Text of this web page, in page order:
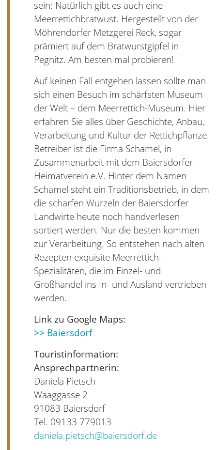
sein: Natürlich gibt es auch eine
Meerrettichbratwust. Hergestellt von der
Möhrendorfer Metzgerei Reck, sogar
prämiert auf dem Bratwurstgipfel in
Pegnitz. Am besten mal probieren!
Auf keinen Fall entgehen lassen sollte man
sich einen Besuch im schärfsten Museum
der Welt – dem Meerrettich-Museum. Hier
erfahren Sie alles über Geschichte, Anbau,
Verarbeitung und Kultur der Rettichpflanze.
Betreiber ist die Firma Schamel, in
Zusammenarbeit mit dem Baiersdorfer
Heimatverein e.V. Hinter dem Namen
Schamel steht ein Traditionsbetrieb, in dem
die scharfen Wurzeln der Baiersdorfer
Landwirte heute noch handverlesen
sortiert werden. Nur die besten kommen
zur Verarbeitung. So entstehen nach alten
Rezepten exquisite Meerrettich-
Spezialitäten, die im Einzel- und
Großhandel ins In- und Ausland vertrieben
werden.
Link zu Google Maps:
>> Baiersdorf
Touristinformation:
Ansprechpartnerin:
Daniela Pietsch
Waaggasse 2
91083 Baiersdorf
Tel. 09133 779013
daniela.pietsch@baiersdorf.de